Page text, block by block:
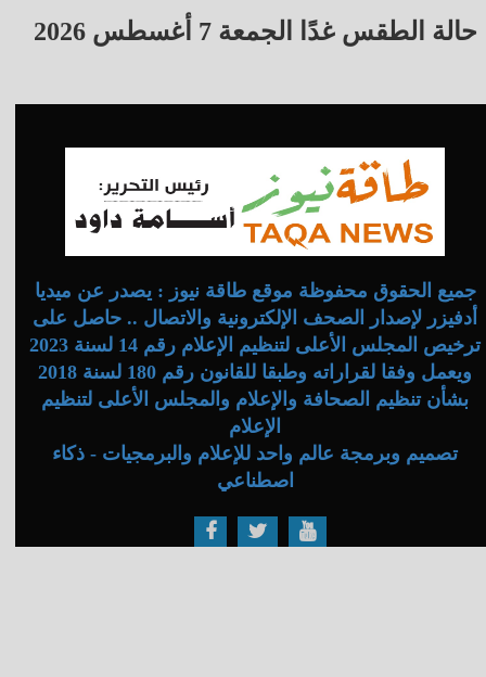
حالة الطقس غدًا الجمعة 7 أغسطس 2026
جميع الحقوق محفوظة موقع طاقة نيوز : يصدر عن ميديا
أدفيزر لإصدار الصحف الإلكترونية والاتصال .. حاصل على
ترخيص المجلس الأعلى لتنظيم الإعلام رقم 14 لسنة 2023
ويعمل وفقا لقراراته وطبقا للقانون رقم 180 لسنة 2018
بشأن تنظيم الصحافة والإعلام والمجلس الأعلى لتنظيم
الإعلام
تصميم وبرمجة عالم واحد للإعلام والبرمجيات - ذكاء
اصطناعي